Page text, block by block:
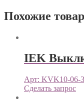
Похожие
IEK
Арт: KVK10-06-3
Сделать запрос